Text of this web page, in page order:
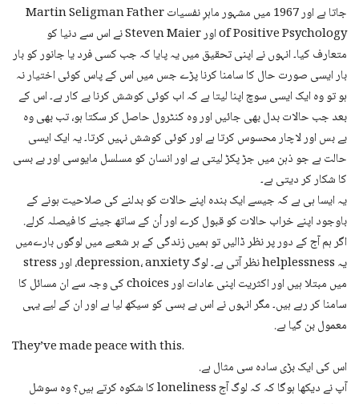
جاتا ہے اور 1967 میں مشہور ماہرِ نفسیات Martin Seligman Father
of Positive Psychology اور Steven Maier نے اس سے دنیا کو
متعارف کیا۔ انہوں نے اپنی تحقیق میں یہ پایا کہ جب کسی فرد یا جانور کو بار
بار ایسی صورت حال کا سامنا کرنا پڑے جس میں اس کے پاس کوئی اختیار نہ
ہو تو وہ ایک ایسی سوچ اپنا لیتا ہے کہ اب کوئی کوشش کرنا بے کار ہے۔ اس کے
بعد جب حالات بدل بھی جائیں اور وہ کنٹرول حاصل کر سکتا ہو، تب بھی وہ
بے بس اور لاچار محسوس کرتا ہے اور کوئی کوشش نہیں کرتا۔ یہ ایک ایسی
حالت ہے جو ذہن میں جڑ پکڑ لیتی ہے اور انسان کو مسلسل مایوسی اور بے بسی
کا شکار کر دیتی ہے۔
یہ ایسا ہی ہے کہ جیسے ایک بندہ اپنے حالات کو بدلنے کی صلاحیت ہونے کے
باوجود اپنے خراب حالات کو قبول کرے اور اُن کے ساتھ جینے کا فیصلہ کرلے.
اگر ہم آج کے دور پر نظر ڈالیں تو ہمیں زندگی کے ہر شعبے میں لوگوں بارےمیں
یہ helplessness نظر آتی ہے۔ لوگ depression، anxiety، اور stress
میں مبتلا ہیں اور اکثریت اپنی عادات اور choices کی وجہ سے ان مسائل کا
سامنا کر رہے ہیں۔ مگر انہوں نے اس بے بسی کو سیکھ لیا ہے اور ان کے لیے یہی
معمول بن گیا ہے.
They’ve made peace with this.
اس کی ایک بڑی سادہ سی مثال ہے.
آپ نے دیکھا ہوگا کہ کہ لوگ آج loneliness کا شکوہ کرتے ہیں؟ وہ سوشل